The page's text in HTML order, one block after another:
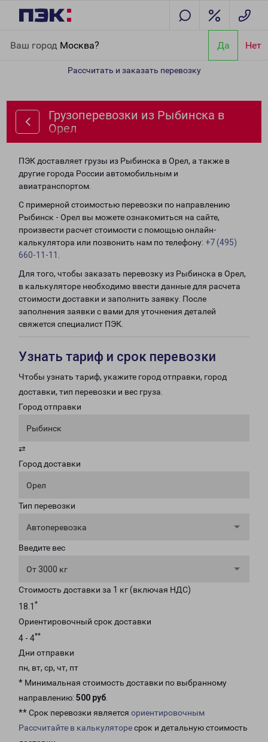
Ваш город Москва? Да Нет
Рассчитать и заказать перевозку
Грузоперевозки из Рыбинска в
Орел
ПЭК доставляет грузы из Рыбинска в Орел, а также в
другие города России автомобильным и
авиатранспортом.
С примерной стоимостью перевозки по направлению
Рыбинск - Орел вы можете ознакомиться на сайте,
произвести расчет стоимости с помощью онлайн-
калькулятора или позвонить нам по телефону: +7 (495)
660-11-11
Для того, чтобы заказать перевозку из Рыбинска в Орел,
в калькуляторе необходимо ввести данные для расчета
стоимости доставки и заполнить заявку. После
заполнения заявки с вами для уточнения деталей
свяжется специалист ПЭК.
Узнать тариф и срок перевозки
Чтобы узнать тариф, укажите город отправки, город
доставки, тип перевозки и вес груза.
Город отправки
Рыбинск
⇄
Город доставки
Орел
Тип перевозки
Автоперевозка
Введите вес
От 3000 кг
Стоимость доставки за 1 кг (включая НДС)
18.1 *
Ориентировочный срок доставки
4 - 4**
Дни отправки
пн, вт, ср, чт, пт
* Минимальная стоимость доставки по выбранному
направлению: 500 руб.
** Срок перевозки является ориентировочным
Рассчитайте в калькуляторесрок и детальную стоимость